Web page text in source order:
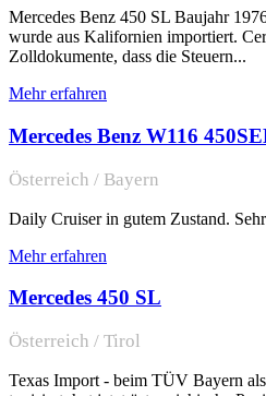
Mercedes Benz 450 SL Baujahr
wurde aus Kalifornien importiert.
Zolldokumente, dass die Steuern...
Mehr erfahren
Mercedes Benz W116
Österreich / Bayern
Daily Cruiser in gutem Zustand.
Mehr erfahren
Mercedes 450 SL
Österreich / Tirol
Texas Import - beim TÜV Bayern